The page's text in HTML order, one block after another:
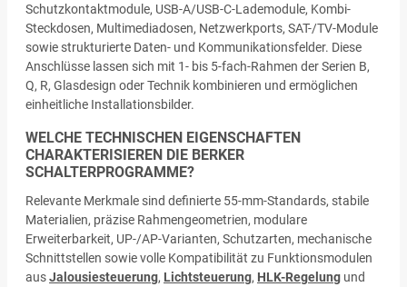
Schutzkontaktmodule, USB-A/USB-C-Lademodule, Kombi-
Steckdosen, Multimediadosen, Netzwerkports, SAT-/TV-Module
sowie strukturierte Daten- und Kommunikationsfelder. Diese
Anschlüsse lassen sich mit 1- bis 5-fach-Rahmen der Serien B,
Q, R, Glasdesign oder Technik kombinieren und ermöglichen
einheitliche Installationsbilder.
WELCHE TECHNISCHEN EIGENSCHAFTEN
CHARAKTERISIEREN DIE BERKER
SCHALTERPROGRAMME?
Relevante Merkmale sind definierte 55-mm-Standards, stabile
Materialien, präzise Rahmengeometrien, modulare
Erweiterbarkeit, UP-/AP-Varianten, Schutzarten, mechanische
Schnittstellen sowie volle Kompatibilität zu Funktionsmodulen
ausJalousiesteuerung, Lichtsteuerung, HLK-Regelung und